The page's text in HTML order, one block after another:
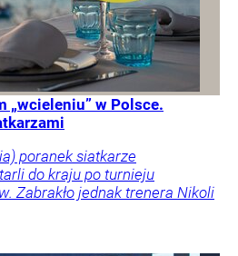
„wcieleniu” w Polsce.
poranek siatkarze
do kraju po turnieju
Zabrakło jednak trenera Nikoli